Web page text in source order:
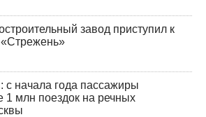
завод приступил к
«Стрежень»
с начала года пассажиры
1 млн поездок на речных